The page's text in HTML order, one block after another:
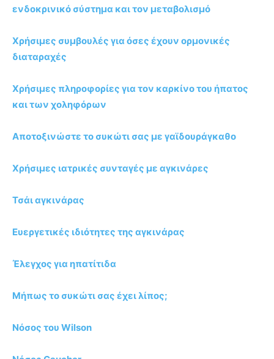
ενδοκρινικό σύστημα και τον μεταβολισμό
Χρήσιμες συμβουλές για όσες έχουν ορμονικές
διαταραχές
Χρήσιμες πληροφορίες για τον καρκίνο του ήπατος
και των χοληφόρων
Αποτοξινώστε το συκώτι σας με γαϊδουράγκαθο
Χρήσιμες ιατρικές συνταγές με αγκινάρες
Τσάι αγκινάρας
Ευεργετικές ιδιότητες της αγκινάρας
Έλεγχος για ηπατίτιδα
Μήπως το συκώτι σας έχει λίπος;
Νόσος του Wilson